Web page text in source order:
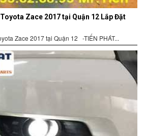
Zace 2017 tại Quận 12 Lắp Đặt
Zace 2017 tại Quận 12 -TIẾN PHÁT...